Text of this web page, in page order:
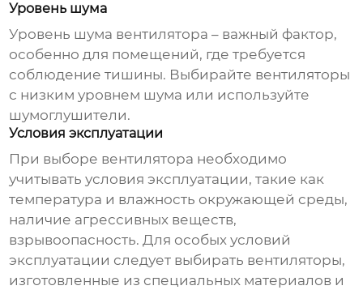
Уровень шума
Уровень шума вентилятора – важный фактор,
особенно для помещений, где требуется
соблюдение тишины. Выбирайте вентиляторы
с низким уровнем шума или используйте
шумоглушители.
Условия эксплуатации
При выборе вентилятора необходимо
учитывать условия эксплуатации, такие как
температура и влажность окружающей среды,
наличие агрессивных веществ,
взрывоопасность. Для особых условий
эксплуатации следует выбирать вентиляторы,
изготовленные из специальных материалов и